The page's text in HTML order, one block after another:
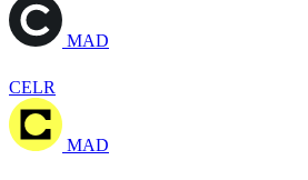
MAD
CELR
MAD